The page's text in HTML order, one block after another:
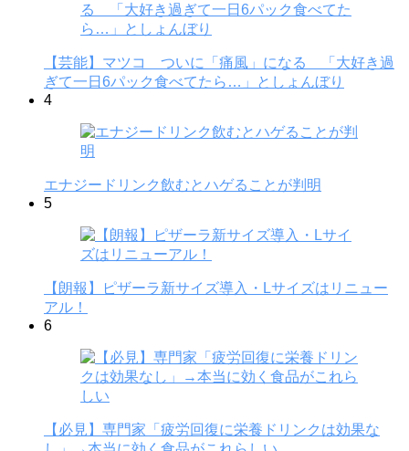
【芸能】マツコ ついに「痛風」になる 「大好き過
ぎて一日6パック食べてたら…」としょんぼり
4
エナジードリンク飲むとハゲることが判明
5
【朗報】ピザーラ新サイズ導入・Lサイズはリニュー
アル！
6
【必見】専門家「疲労回復に栄養ドリンクは効果な